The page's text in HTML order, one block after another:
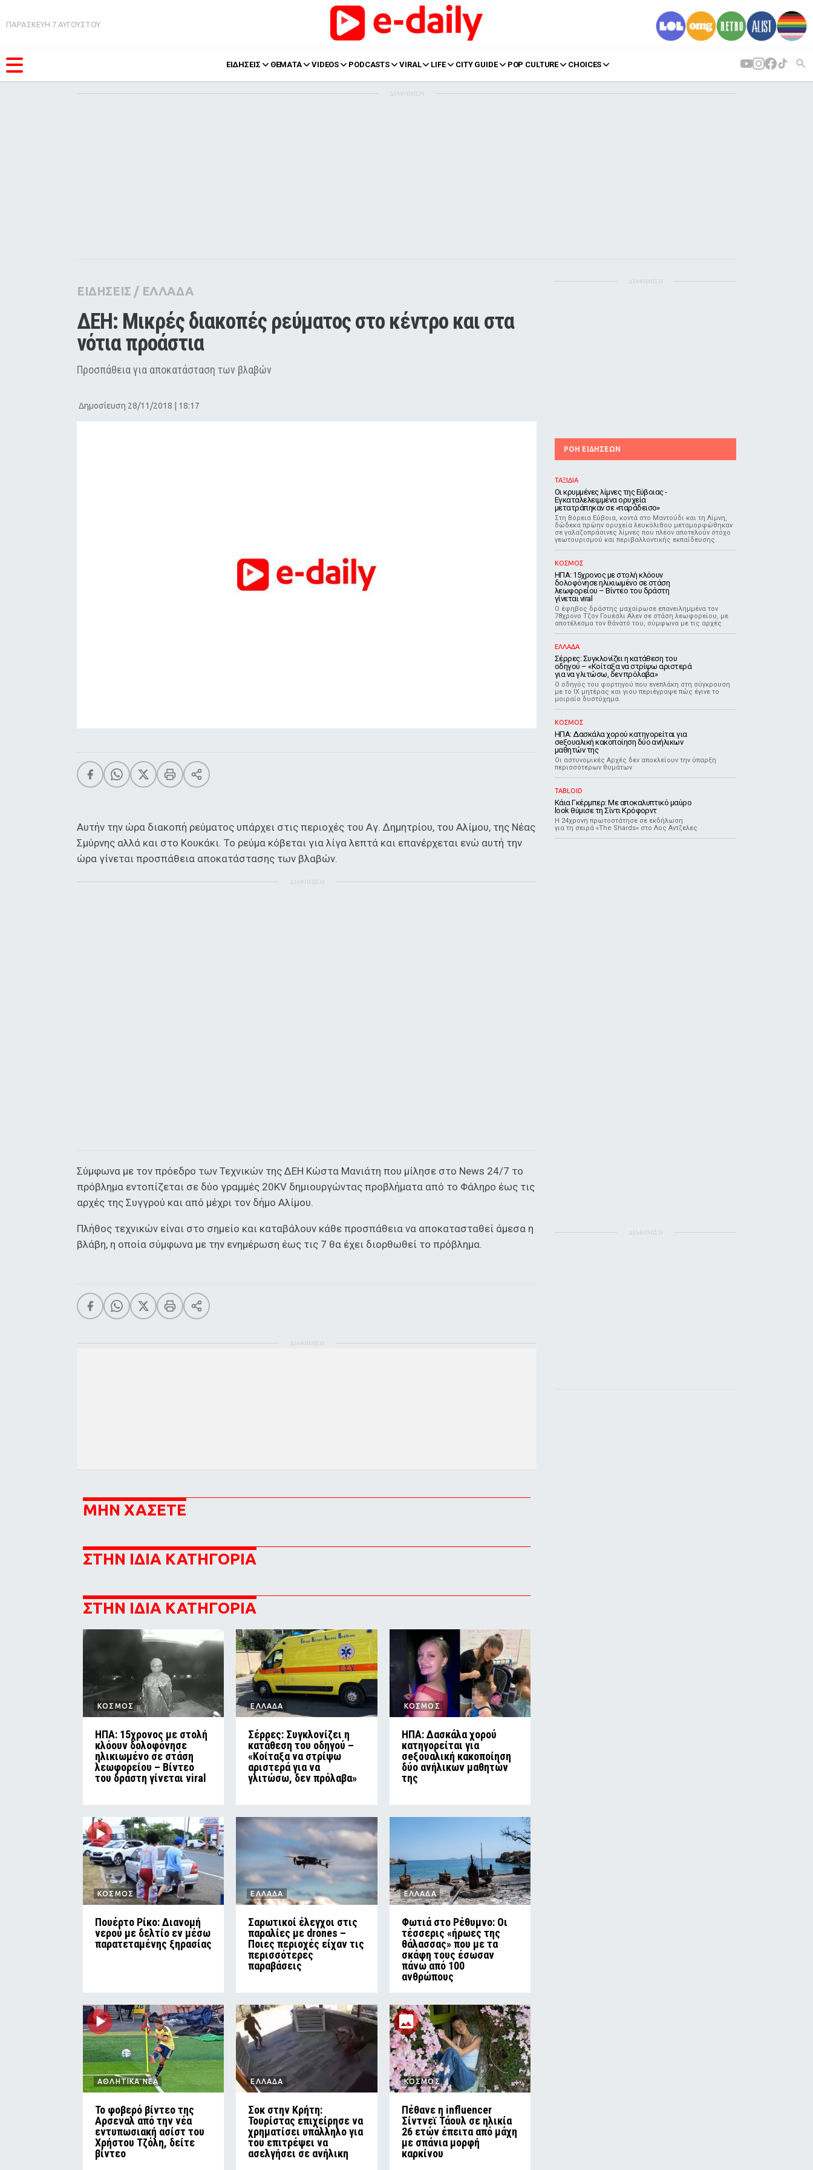
ΠΑΡΑΣΚΕΥΗ 7 ΑΥΓΟΥΣΤΟΥ
ΕΙΔΗΣΕΙΣ ΘΕΜΑΤΑ VIDEOS PODCASTS VIRAL LIFE CITY GUIDE POP CULTURE CHOICES
Pop Culture
Agenda
ΔΙΑΦΗΜΙΣΗ
ΕΙΔΗΣΕΙΣ / ΕΛΛΑΔΑ
ΔΕΗ: Μικρές διακοπές ρεύματος στο κέντρο και στα
νότια προάστια
Προσπάθεια για αποκατάσταση των βλαβών
Δημοσίευση 28/11/2018 | 18:17
Αυτήν την ώρα διακοπή ρεύματος υπάρχει στις περιοχές του Αγ. Δημητρίου, του Αλίμου, της Νέας
Σμύρνης αλλά και στο Κουκάκι. Το ρεύμα κόβεται για λίγα λεπτά και επανέρχεται ενώ αυτή την
ώρα γίνεται προσπάθεια αποκατάστασης των βλαβών.
ΔΙΑΦΗΜΙΣΗ
Σύμφωνα με τον πρόεδρο των Τεχνικών της ΔΕΗ Κώστα Μανιάτη που μίλησε στο News 24/7 το
πρόβλημα εντοπίζεται σε δύο γραμμές 20ΚV δημιουργώντας προβλήματα από το Φάληρο έως τις
αρχές της Συγγρού και από μέχρι τον δήμο Αλίμου.
Πλήθος τεχνικών είναι στο σημείο και καταβάλουν κάθε προσπάθεια να αποκατασταθεί άμεσα η
βλάβη, η οποία σύμφωνα με την ενημέρωση έως τις 7 θα έχει διορθωθεί το πρόβλημα.
ΔΙΑΦΗΜΙΣΗ
ΜΗΝ ΧΑΣΕΤΕ
ΣΤΗΝ ΙΔΙΑ ΚΑΤΗΓΟΡΙΑ
ΣΤΗΝ ΙΔΙΑ ΚΑΤΗΓΟΡΙΑ
ΚΟΣΜΟΣ
ΗΠΑ: 15χρονος με στολή
κλόουν δολοφόνησε
ηλικιωμένο σε στάση
λεωφορείου – Βίντεο
του δράστη γίνεται viral
ΕΛΛΑΔΑ
Σέρρες: Συγκλονίζει η
κατάθεση του οδηγού –
«Κοίταξα να στρίψω
αριστερά για να
γλιτώσω, δεν πρόλαβα»
ΚΟΣΜΟΣ
ΗΠΑ: Δασκάλα χορού
κατηγορείται για
σeξουαλική κακοποίηση
δύο ανήλικων μαθητών
της
ΚΟΣΜΟΣ
Πουέρτο Ρίκο: Διανομή
νερού με δελτίο εν μέσω
παρατεταμένης ξηρασίας
ΕΛΛΑΔΑ
Σαρωτικοί έλεγχοι στις
παραλίες με drones –
Ποιες περιοχές είχαν τις
περισσότερες
παραβάσεις
ΕΛΛΑΔΑ
Φωτιά στο Ρέθυμνο: Οι
τέσσερις «ήρωες της
θάλασσας» που με τα
σκάφη τους έσωσαν
πάνω από 100
ανθρώπους
ΑΘΛΗΤΙΚΑ ΝΕΑ
Το φοβερό βίντεο της
Αρσεναλ από την νέα
εντυπωσιακή ασίστ του
Χρήστου Τζόλη, δείτε
βίντεο
ΕΛΛΑΔΑ
Σοκ στην Κρήτη:
Τουρίστας επιχείρησε να
χρηματίσει υπάλληλο για
του επιτρέψει να
ασελγήσει σε ανήλικη
ΚΟΣΜΟΣ
Πέθανε η influencer
Σίντνεϊ Τάουλ σε ηλικία
26 ετών έπειτα από μάχη
με σπάνια μορφή
καρκίνου
ΔΙΑΦΗΜΙΣΗ
ΡΟΗ ΕΙΔΗΣΕΩΝ
ΤΑΞΙΔΙΑ
Οι κρυμμένες λίμνες της Εύβοιας -
Εγκαταλελειμμένα ορυχεία
μετατράπηκαν σε «παράδεισο»
Στη Βόρεια Εύβοια, κοντά στο Μαντούδι και τη Λίμνη,
δώδεκα πρώην ορυχεία λευκόλιθου μεταμορφώθηκαν
σε γαλαζοπράσινες λίμνες που πλέον αποτελούν στόχο
γεωτουρισμού και περιβαλλοντικής εκπαίδευσης.
ΚΟΣΜΟΣ
ΗΠΑ: 15χρονος με στολή κλόουν
δολοφόνησε ηλικιωμένο σε στάση
λεωφορείου – Βίντεο του δράστη
γίνεται viral
Ο έφηβος δράστης μαχαίρωσε επανειλημμένα τον
78χρονο Τζον Γουέσλι Αλεν σε στάση λεωφορείου, με
αποτέλεσμα τον θάνατό του, σύμφωνα με τις αρχές
ΕΛΛΑΔΑ
Σέρρες: Συγκλονίζει η κατάθεση του
οδηγού – «Κοίταξα να στρίψω αριστερά
για να γλιτώσω, δεν πρόλαβα»
Ο οδηγός του φορτηγού που ενεπλάκη στη σύγκρουση
με το ΙΧ μητέρας και γιου περιέγραψε πώς έγινε το
μοιραίο δυστύχημα.
ΚΟΣΜΟΣ
ΗΠΑ: Δασκάλα χορού κατηγορείται για
σeξουαλική κακοποίηση δύο ανήλικων
μαθητών της
Οι αστυνομικές Αρχές δεν αποκλείουν την ύπαρξη
περισσότερων θυμάτων
TABLOID
Κάια Γκέρμπερ: Με αποκαλυπτικό μαύρο
look θύμισε τη Σίντι Κρόφορντ
Η 24χρονη πρωτοστάτησε σε εκδήλωση
για τη σειρά «The Shards» στο Λος Αντζελες
ΔΙΑΦΗΜΙΣΗ